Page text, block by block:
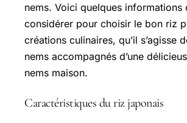
nems. Voici quelques informations
considérer pour choisir le bon riz
créations culinaires, qu’il s’agisse
nems accompagnés d’une
nems maison.
Caractéristiques du riz japonais